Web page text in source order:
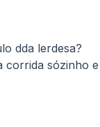
dda lerdesa?
corrida sózinho